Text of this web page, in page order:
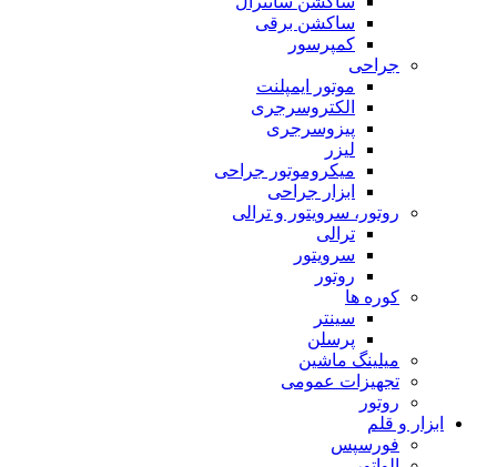
ساکشن برقی
کمپرسور
جراحی
موتور ایمپلنت
الکتروسرجری
پیزوسرجری
لیزر
میکروموتور جراحی
ابزار جراحی
روتور، سرویتور و ترالی
ترالی
سرویتور
روتور
کوره ها
سینتر
پرسلن
میلینگ ماشین
تجهیزات عمومی
روتور
ابزار و قلم
فورسپس